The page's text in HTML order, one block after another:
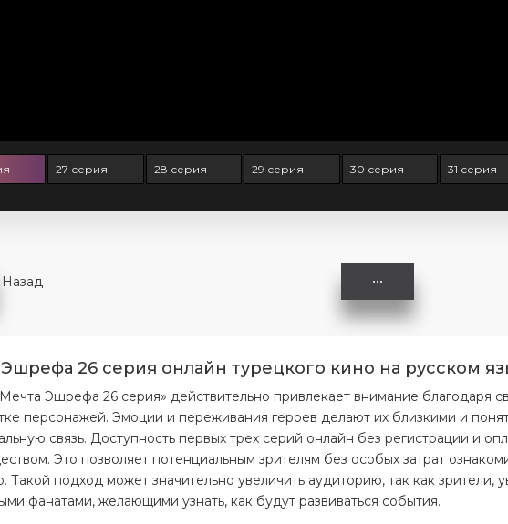
27 серия 28 серия 29 серия 30 серия 31 серия
Назад
26 серия онлайн турецкого кино на русском
Эшрефа 26 серия» действительно привлекает внимание благодаря
персонажей. Эмоции и переживания героев делают их близкими и
связь. Доступность первых трех серий онлайн без регистрации и
Это позволяет потенциальным зрителям без особых затрат
Такой подход может значительно увеличить аудиторию, так как зрители,
фанатами, желающими узнать, как будут развиваться события.